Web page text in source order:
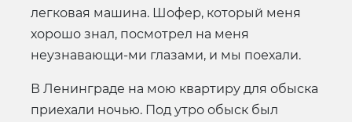
легковая машина. Шофер, который меня
хорошо знал, посмотрел на меня
неузнавающи-ми глазами, и мы поехали.
В Ленинграде на мою квартиру для обыска
приехали ночью. Под утро обыск был